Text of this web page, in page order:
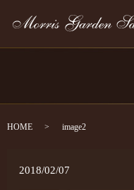
HOME image2
2018/02/07